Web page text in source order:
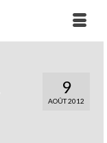
9
AOÛT 2012